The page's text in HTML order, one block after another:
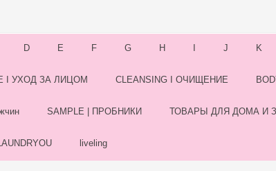
D E F G H J K
I УХОД ЗА ЛИЦОМ CLEANSING I ОЧИЩЕНИЕ
SAMPLE | ПРОБНИКИ ТОВАРЫ ДЛЯ ДОМА И
liveling